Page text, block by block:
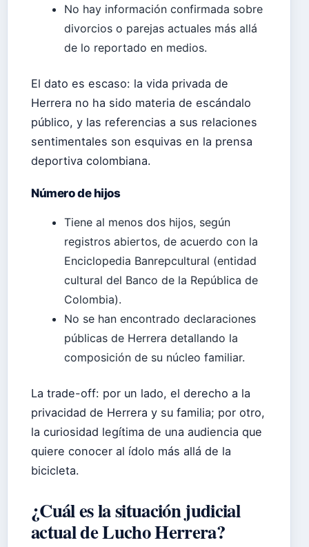
No hay información confirmada sobre
divorcios o parejas actuales más allá
de lo reportado en medios.
El dato es escaso: la vida privada de
Herrera no ha sido materia de escándalo
público, y las referencias a sus relaciones
sentimentales son esquivas en la prensa
deportiva colombiana.
Número de hijos
Tiene al menos dos hijos, según
registros abiertos, de acuerdo con la
Enciclopedia Banrepcultural (entidad
cultural del Banco de la República de
Colombia).
No se han encontrado declaraciones
públicas de Herrera detallando la
composición de su núcleo familiar.
La trade-off: por un lado, el derecho a la
privacidad de Herrera y su familia; por otro,
la curiosidad legítima de una audiencia que
quiere conocer al ídolo más allá de la
bicicleta.
¿Cuál es la situación judicial
actual de Lucho Herrera?